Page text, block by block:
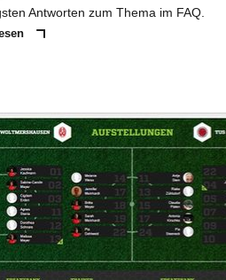
Antworten zum Thema im FAQ.